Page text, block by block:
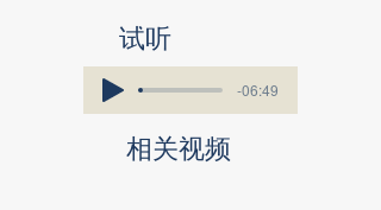
​试听
-06:49
相关视频